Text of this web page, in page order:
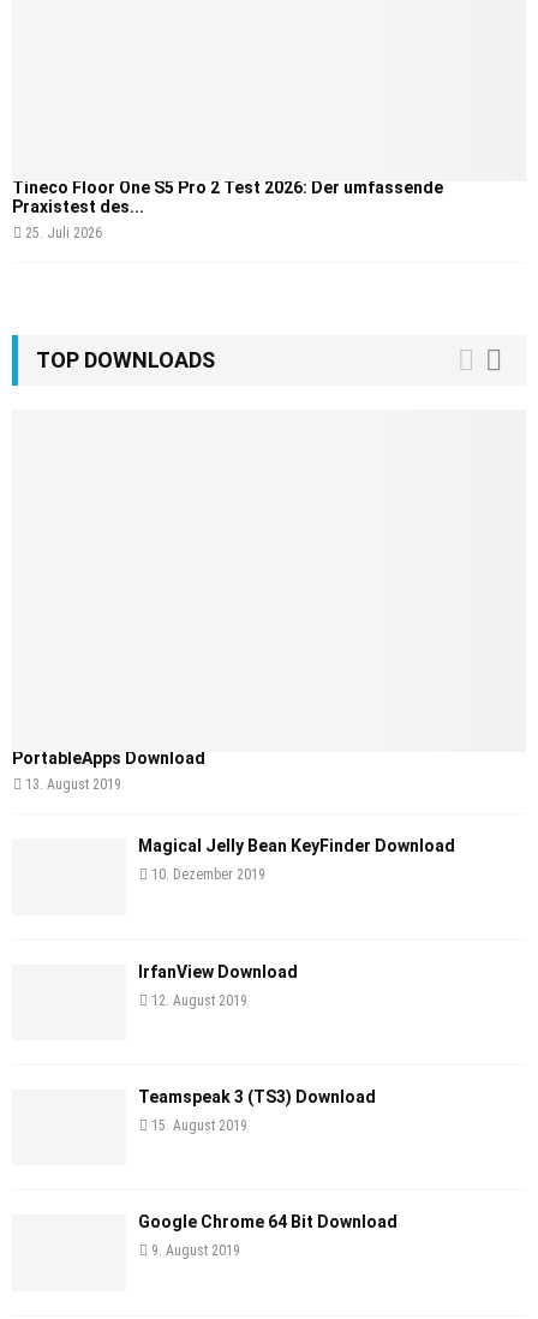
Tineco Floor One S5 Pro 2 Test 2026: Der umfassende
Praxistest des...
25. Juli 2026
TOP DOWNLOADS
PortableApps Download
13. August 2019
Magical Jelly Bean KeyFinder Download
10. Dezember 2019
IrfanView Download
12. August 2019
Teamspeak 3 (TS3) Download
15. August 2019
Google Chrome 64 Bit Download
9. August 2019